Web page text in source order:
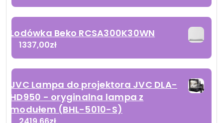
Lodówka Beko RCSA300K30WN
1337,00zł
JVC Lampa do projektora JVC DLA-
HD950 - oryginalna lampa z
modułem (BHL-5010-S)